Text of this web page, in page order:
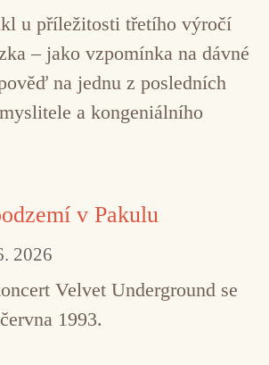
u příležitosti třetího výročí
– jako vzpomínka na dávné
na jednu z posledních
a kongeniálního
v Pakulu
2026
Velvet Underground se
1993.